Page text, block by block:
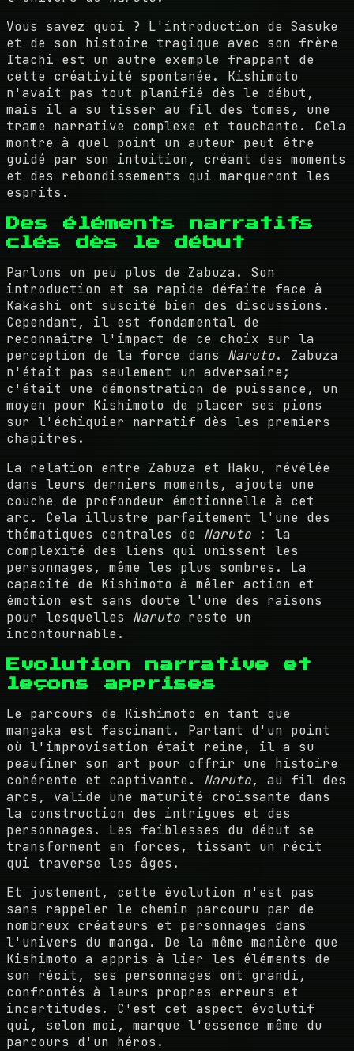
Vous savez quoi ? L'introduction de Sasuke
et de son histoire tragique avec son frère
Itachi est un autre exemple frappant de
cette créativité spontanée. Kishimoto
n'avait pas tout planifié dès le début,
mais il a su tisser au fil des tomes, une
trame narrative complexe et touchante. Cela
montre à quel point un auteur peut être
guidé par son intuition, créant des moments
et des rebondissements qui marqueront les
esprits.
Des éléments narratifs
clés dès le début
Parlons un peu plus de Zabuza. Son
introduction et sa rapide défaite face à
Kakashi ont suscité bien des discussions.
Cependant, il est fondamental de
reconnaître l'impact de ce choix sur la
perception de la force dans Naruto. Zabuza
n'était pas seulement un adversaire;
c'était une démonstration de puissance, un
moyen pour Kishimoto de placer ses pions
sur l'échiquier narratif dès les premiers
chapitres.
La relation entre Zabuza et Haku, révélée
dans leurs derniers moments, ajoute une
couche de profondeur émotionnelle à cet
arc. Cela illustre parfaitement l'une des
thématiques centrales de Naruto : la
complexité des liens qui unissent les
personnages, même les plus sombres. La
capacité de Kishimoto à mêler action et
émotion est sans doute l'une des raisons
pour lesquelles Naruto reste un
incontournable.
Evolution narrative et
leçons apprises
Le parcours de Kishimoto en tant que
mangaka est fascinant. Partant d'un point
où l'improvisation était reine, il a su
peaufiner son art pour offrir une histoire
cohérente et captivante. Naruto, au fil des
arcs, valide une maturité croissante dans
la construction des intrigues et des
personnages. Les faiblesses du début se
transforment en forces, tissant un récit
qui traverse les âges.
Et justement, cette évolution n'est pas
sans rappeler le chemin parcouru par de
nombreux créateurs et personnages dans
l'univers du manga. De la même manière que
Kishimoto a appris à lier les éléments de
son récit, ses personnages ont grandi,
confrontés à leurs propres erreurs et
incertitudes. C'est cet aspect évolutif
qui, selon moi, marque l'essence même du
parcours d'un héros.